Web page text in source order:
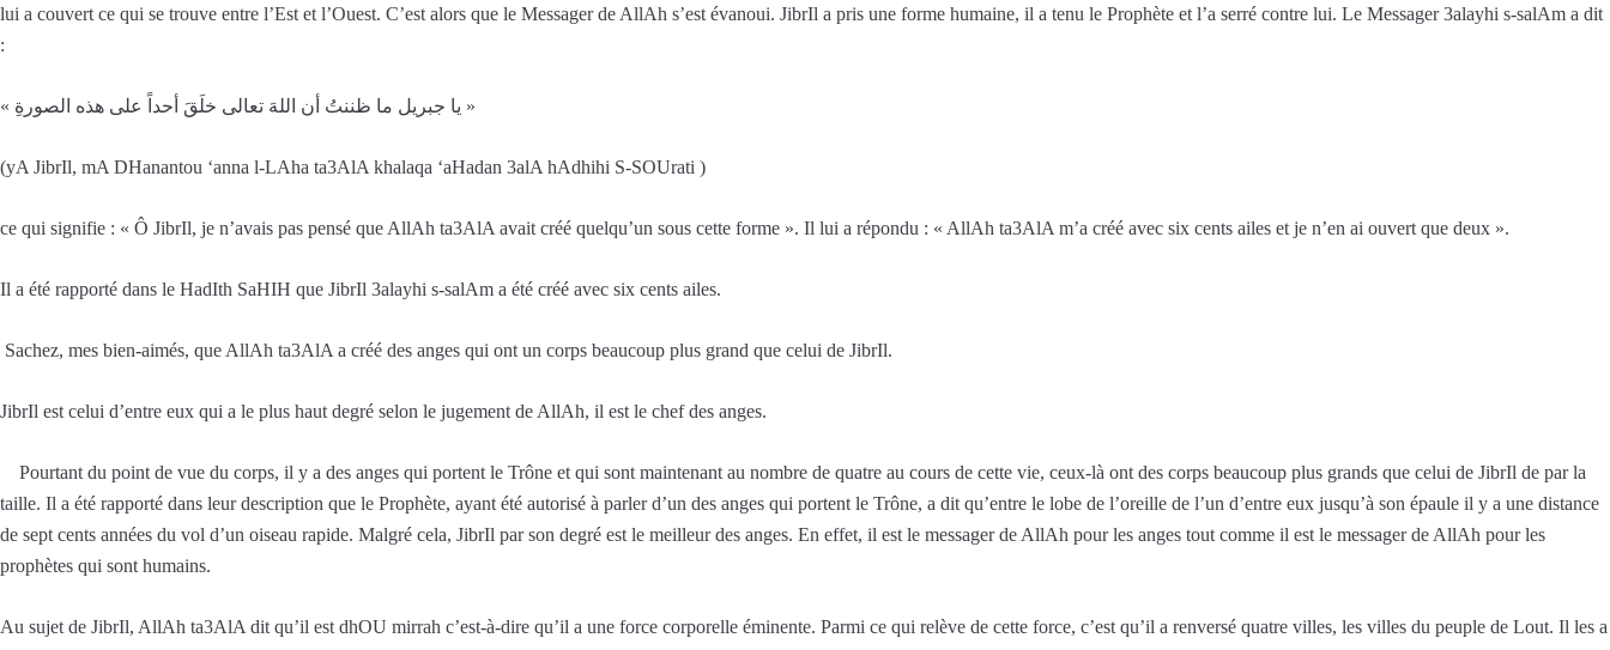
lui a couvert ce qui se trouve entre l’Est et l’Ouest. C’est alors que le Messager de AllAh s’est évanoui. JibrIl a pris une forme humaine, il a tenu le Prophète et l’a serré contre lui. Le Messager 3alayhi s-salAm a dit
:
« يا جبريل ما ظننتُ أن اللهَ تعالى خلَقَ أحداً على هذه الصورةِ »
(yA JibrIl, mA DHanantou ‘anna l-LAha ta3AlA khalaqa ‘aHadan 3alA hAdhihi S-SOUrati )
ce qui signifie : « Ô JibrIl, je n’avais pas pensé que AllAh ta3AlA avait créé quelqu’un sous cette forme ». Il lui a répondu : « AllAh ta3AlA m’a créé avec six cents ailes et je n’en ai ouvert que deux ».
Il a été rapporté dans le HadIth SaHIH que JibrIl 3alayhi s-salAm a été créé avec six cents ailes.
Sachez, mes bien-aimés, que AllAh ta3AlA a créé des anges qui ont un corps beaucoup plus grand que celui de JibrIl.
JibrIl est celui d’entre eux qui a le plus haut degré selon le jugement de AllAh, il est le chef des anges.
Pourtant du point de vue du corps, il y a des anges qui portent le Trône et qui sont maintenant au nombre de quatre au cours de cette vie, ceux-là ont des corps beaucoup plus grands que celui de JibrIl de par la
taille. Il a été rapporté dans leur description que le Prophète, ayant été autorisé à parler d’un des anges qui portent le Trône, a dit qu’entre le lobe de l’oreille de l’un d’entre eux jusqu’à son épaule il y a une distance
de sept cents années du vol d’un oiseau rapide. Malgré cela, JibrIl par son degré est le meilleur des anges. En effet, il est le messager de AllAh pour les anges tout comme il est le messager de AllAh pour les
prophètes qui sont humains.
Au sujet de JibrIl, AllAh ta3AlA dit qu’il est dhOU mirrah c’est-à-dire qu’il a une force corporelle éminente. Parmi ce qui relève de cette force, c’est qu’il a renversé quatre villes, les villes du peuple de Lout. Il les a